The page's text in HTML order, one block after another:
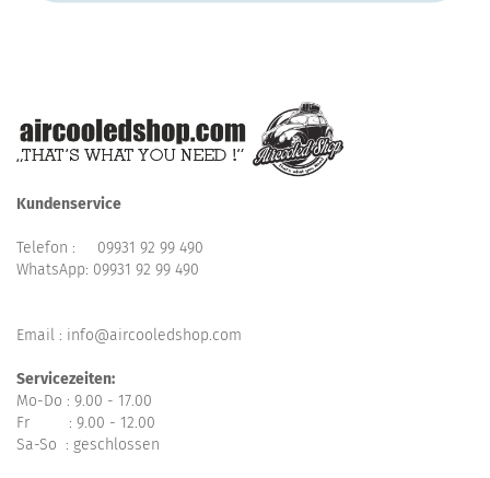
Kundenservice
Telefon : 09931 92 99 490
WhatsApp: 09931 92 99 490
Email : info@aircooledshop.com
Servicezeiten:
Mo-Do : 9.00 - 17.00
Fr : 9.00 - 12.00
Sa-So : geschlossen